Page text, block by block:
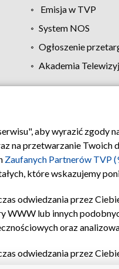
Emisja w TVP
System NOS
Ogłoszenie
Akademia
Regulamin TVP
aby wyrazić zgody
na przetwarzanie Twoich
Zaufanych Partnerów TVP
które wskazujemy
odwiedzania przez
lub innych
oraz
odwiedzania przez